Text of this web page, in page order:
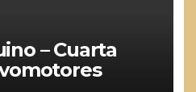
– Cuarta